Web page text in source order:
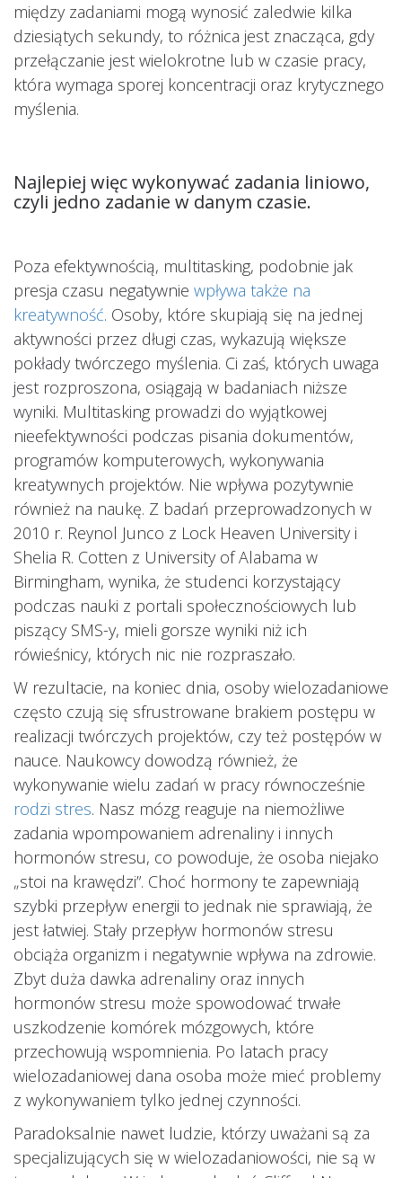
między zadaniami mogą wynosić zaledwie kilka
dziesiątych sekundy, to różnica jest znacząca, gdy
przełączanie jest wielokrotne lub w czasie pracy,
która wymaga sporej koncentracji oraz krytycznego
myślenia.
Najlepiej więc wykonywać zadania liniowo,
czyli jedno zadanie w danym czasie.
Poza efektywnością, multitasking, podobnie jak
presja czasu negatywnie wpływa także na
kreatywność. Osoby, które skupiają się na jednej
aktywności przez długi czas, wykazują większe
pokłady twórczego myślenia. Ci zaś, których uwaga
jest rozproszona, osiągają w badaniach niższe
wyniki. Multitasking prowadzi do wyjątkowej
nieefektywności podczas pisania dokumentów,
programów komputerowych, wykonywania
kreatywnych projektów. Nie wpływa pozytywnie
również na naukę. Z badań przeprowadzonych w
2010 r. Reynol Junco z Lock Heaven University i
Shelia R. Cotten z University of Alabama w
Birmingham, wynika, że studenci korzystający
podczas nauki z portali społecznościowych lub
piszący SMS-y, mieli gorsze wyniki niż ich
rówieśnicy, których nic nie rozpraszało.
W rezultacie, na koniec dnia, osoby wielozadaniowe
często czują się sfrustrowane brakiem postępu w
realizacji twórczych projektów, czy też postępów w
nauce. Naukowcy dowodzą również, że
wykonywanie wielu zadań w pracy równocześnie
rodzi stres. Nasz mózg reaguje na niemożliwe
zadania wpompowaniem adrenaliny i innych
hormonów stresu, co powoduje, że osoba niejako
„stoi na krawędzi”. Choć hormony te zapewniają
szybki przepływ energii to jednak nie sprawiają, że
jest łatwiej. Stały przepływ hormonów stresu
obciąża organizm i negatywnie wpływa na zdrowie.
Zbyt duża dawka adrenaliny oraz innych
hormonów stresu może spowodować trwałe
uszkodzenie komórek mózgowych, które
przechowują wspomnienia. Po latach pracy
wielozadaniowej dana osoba może mieć problemy
z wykonywaniem tylko jednej czynności.
Paradoksalnie nawet ludzie, którzy uważani są za
specjalizujących się w wielozadaniowości, nie są w